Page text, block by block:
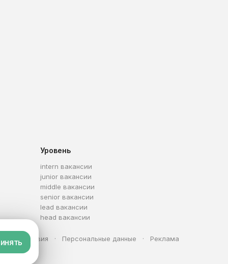
Уровень
intern вакансии
junior вакансии
middle вакансии
senior вакансии
lead вакансии
head вакансии
Условия Персональные данные Реклама